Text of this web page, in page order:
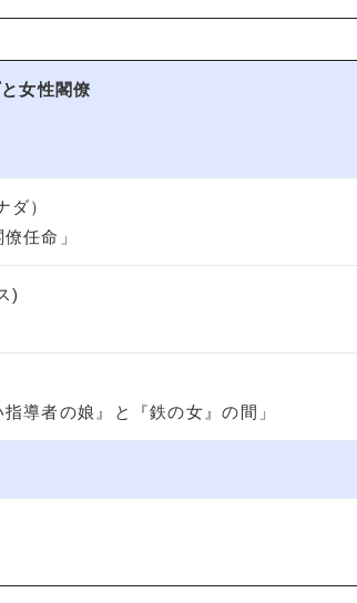
女性閣僚
ダ）
任命」
)
導者の娘』と『鉄の女』の間」